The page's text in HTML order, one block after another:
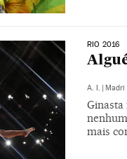
RIO 2016
A. I. | Madri
mais